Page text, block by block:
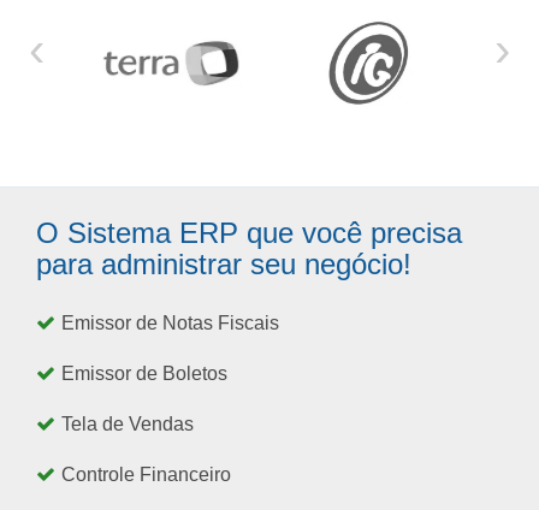
‹ ›
O Sistema ERP que você precisa
para administrar seu negócio!
Emissor de Notas Fiscais
Emissor de Boletos
Tela de Vendas
Controle Financeiro